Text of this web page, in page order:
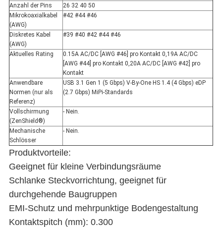
Anzahl der Pins
26 32 40 50
Mikrokoaxialkabel
(AWG)
#42 #44 #46
Diskretes Kabel
(AWG)
#39 #40 #42 #44 #46
Aktuelles Rating
0.15A AC/DC [AWG #46] pro Kontakt 0,19A AC/DC
[AWG #44] pro Kontakt 0,20A AC/DC [AWG #42] pro
Kontakt
Anwendbare
Normen (nur als
Referenz)
USB 3.1 Gen 1 (5 Gbps) V-By-One HS 1.4 (4 Gbps) eDP
(2.7 Gbps) MiPi-Standards
Vollschirmung
(ZenShield®)
- Nein.
Mechanische
Schlösser
- Nein.
Produktvorteile:
Geeignet für kleine Verbindungsräume
Schlanke Steckvorrichtung, geeignet für
durchgehende Baugruppen
EMI-Schutz und mehrpunktige Bodengestaltung
Kontaktspitch (mm): 0.300